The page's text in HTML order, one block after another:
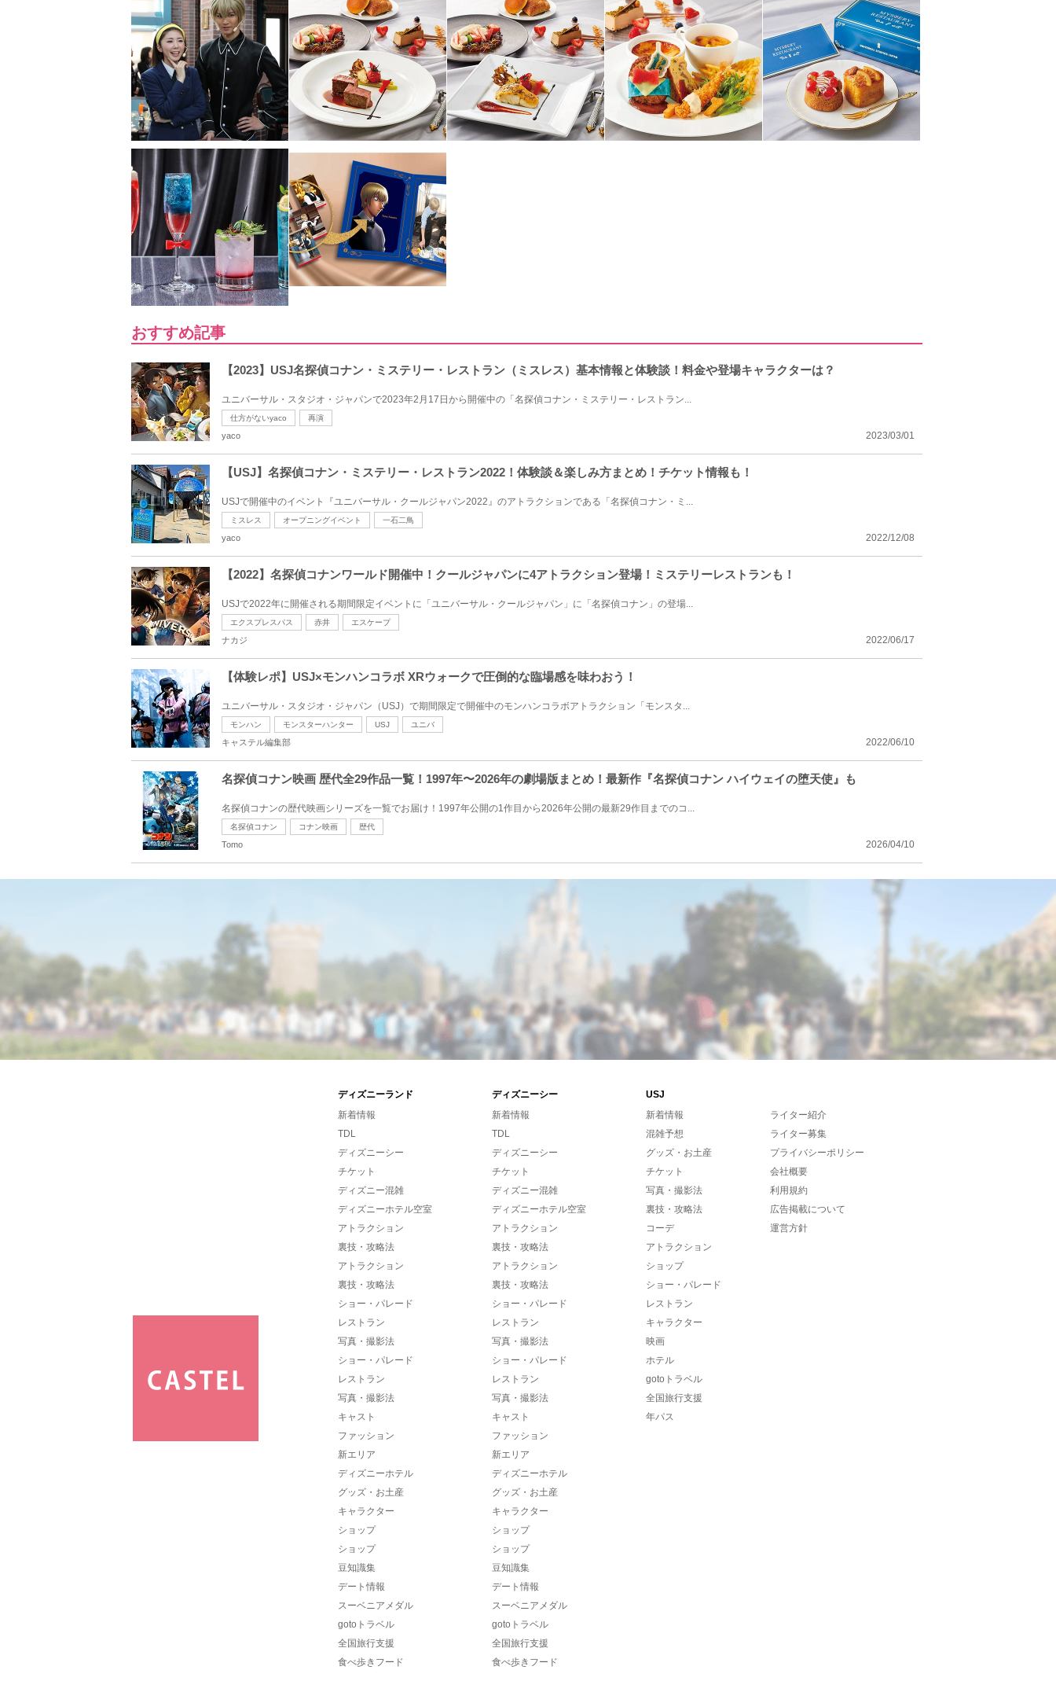
おすすめ記事
【2023】USJ名探偵コナン・ミステリー・レストラン（ミスレス）基本情報と体験談！料金や登場キャラクターは？
ユニバーサル・スタジオ・ジャパンで2023年2月17日から開催中の「名探偵コナン・ミステリー・レストラン...
仕方がないyaco 再演
2023/03/01
yaco
【USJ】名探偵コナン・ミステリー・レストラン2022！体験談＆楽しみ方まとめ！チケット情報も！
USJで開催中のイベント『ユニバーサル・クールジャパン2022』のアトラクションである「名探偵コナン・ミ...
ミスレス オープニングイベント 一石二鳥
2022/12/08
yaco
【2022】名探偵コナンワールド開催中！クールジャパンに4アトラクション登場！ミステリーレストランも！
USJで2022年に開催される期間限定イベントに「ユニバーサル・クールジャパン」に「名探偵コナン」の登場...
エクスプレスパス 赤井 エスケープ
2022/06/17
ナカジ
【体験レポ】USJ×モンハンコラボ XRウォークで圧倒的な臨場感を味わおう！
ユニバーサル・スタジオ・ジャパン（USJ）で期間限定で開催中のモンハンコラボアトラクション「モンスタ...
モンハン モンスターハンター USJ ユニバ
2022/06/10
キャステル編集部
名探偵コナン映画 歴代全29作品一覧！1997年〜2026年の劇場版まとめ！最新作『名探偵コナン ハイウェイの堕天使』も
名探偵コナンの歴代映画シリーズを一覧でお届け！1997年公開の1作目から2026年公開の最新29作目までのコ...
名探偵コナン コナン映画 歴代
2026/04/10
Tomo
ディズニーランド ディズニーシー
USJ
新着情報
TDL
ディズニーシー
チケット
ディズニー混雑
ディズニーホテル空室
アトラクション
裏技・攻略法
アトラクション
裏技・攻略法
ショー・パレード
レストラン
写真・撮影法
ショー・パレード
レストラン
写真・撮影法
キャスト
ファッション
新エリア
ディズニーホテル
グッズ・お土産
キャラクター
ショップ
ショップ
豆知識集
デート情報
スーベニアメダル
gotoトラベル
全国旅行支援
食べ歩きフード
新着情報
TDL
ディズニーシー
チケット
ディズニー混雑
ディズニーホテル空室
アトラクション
裏技・攻略法
アトラクション
裏技・攻略法
ショー・パレード
レストラン
写真・撮影法
ショー・パレード
レストラン
写真・撮影法
キャスト
ファッション
新エリア
ディズニーホテル
グッズ・お土産
キャラクター
ショップ
ショップ
豆知識集
デート情報
スーベニアメダル
gotoトラベル
全国旅行支援
食べ歩きフード
新着情報
混雑予想
グッズ・お土産
チケット
写真・撮影法
裏技・攻略法
コーデ
アトラクション
ショップ
ショー・パレード
レストラン
キャラクター
映画
ホテル
gotoトラベル
全国旅行支援
年パス
ライター紹介
ライター募集
プライバシーポリシー
会社概要
利用規約
広告掲載について
運営方針